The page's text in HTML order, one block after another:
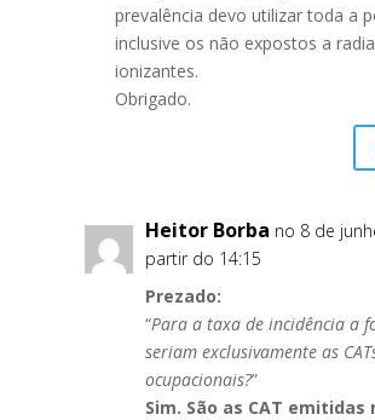
prevalência devo utilizar toda a
inclusive os não expostos a
ionizantes.
Obrigado.
Heitor Borba no 8 de
partir do 14:15
Prezado:
“Para a taxa de incidência a
seriam exclusivamente as
ocupacionais?”
Sim. São as CAT emitidas